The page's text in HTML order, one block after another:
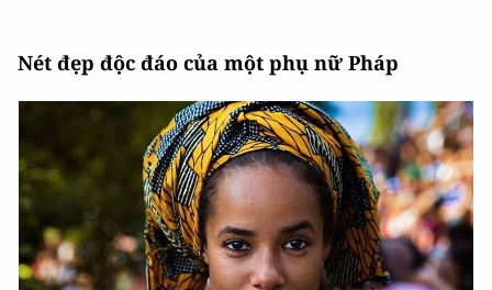
Nét đẹp độc đáo của một phụ nữ Pháp